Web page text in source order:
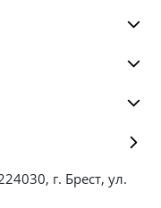
г. Брест, ул.